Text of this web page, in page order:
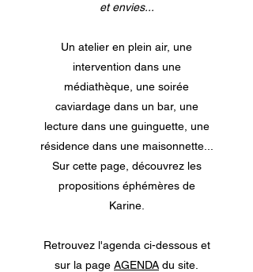
et envies...
Un atelier en plein air, une
intervention dans une
médiathèque, une soirée
caviardage dans un bar, une
lecture dans une guinguette, une
résidence dans une maisonnette...
Sur cette page, découvrez les
propositions éphémères de
Karine.​
Retrouvez l'agenda ci-dessous et
sur la page AGENDA du site.